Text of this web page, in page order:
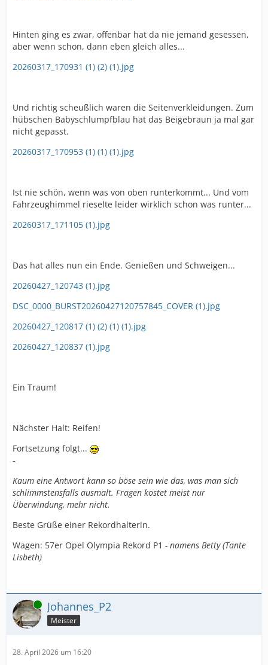
Hinten ging es zwar, offenbar hat da nie jemand gesessen,
aber wenn schon, dann eben gleich alles...
20260317_170931 (1) (2) (1).jpg
Und richtig scheußlich waren die Seitenverkleidungen. Zum
hübschen Babyschlumpfblau hat das Beigebraun ja mal gar
nicht gepasst.
20260317_170953 (1) (1) (1).jpg
Ist nie schön, wenn was von oben runterkommt... Und vom
Fahrzeughimmel rieselte leider wirklich schon was runter...
20260317_171105 (1).jpg
Das hat alles nun ein Ende. Genießen und Schweigen...
20260427_120743 (1).jpg
DSC_0000_BURST20260427120757845_COVER (1).jpg
20260427_120817 (1) (2) (1) (1).jpg
20260427_120837 (1).jpg
Ein Traum!
Nächster Halt: Reifen!
Fortsetzung folgt...
-
Kaum eine Antwort kann so böse sein wie das, was man sich
schlimmstensfalls ausmalt. Fragen kostet meist nur
Überwindung, mehr nicht.
Beste Grüße einer Rekordhalterin.
Wagen: 57er Opel Olympia Rekord P1 - namens Betty (Tante
Lisbeth)
Online Johannes_P2
Meister
28. April 2026 um 16:20